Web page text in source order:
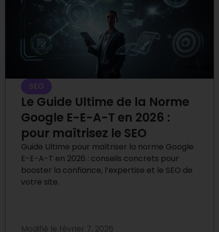
SEO
Le Guide Ultime de la Norme
Google E-E-A-T en 2026 :
pour maîtrisez le SEO
Guide Ultime pour maîtriser la norme Google
E-E-A-T en 2026 : conseils concrets pour
booster la confiance, l’expertise et le SEO de
votre site.
Modifié le février 7, 2026